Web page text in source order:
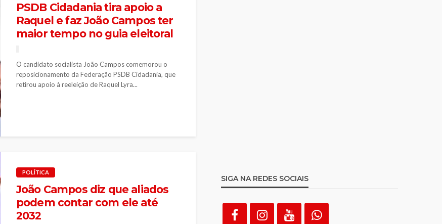
PSDB Cidadania tira apoio a
Raquel e faz João Campos ter
maior tempo no guia eleitoral
O candidato socialista João Campos comemorou o
reposicionamento da Federação PSDB Cidadania, que
retirou apoio à reeleição de Raquel Lyra...
POLÍTICA
João Campos diz que aliados
podem contar com ele até
2032
SIGA NA REDES SOCIAIS